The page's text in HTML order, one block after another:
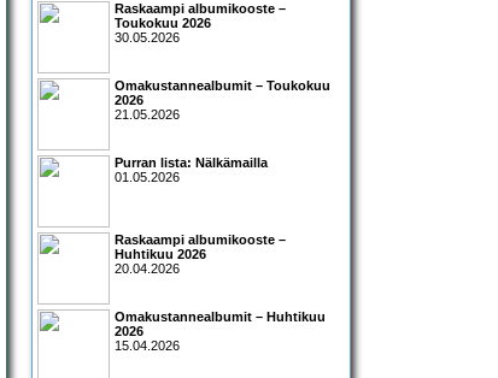
Raskaampi albumikooste –
Toukokuu 2026
30.05.2026
Omakustannealbumit – Toukokuu
2026
21.05.2026
Purran lista: Nälkämailla
01.05.2026
Raskaampi albumikooste –
Huhtikuu 2026
20.04.2026
Omakustannealbumit – Huhtikuu
2026
15.04.2026